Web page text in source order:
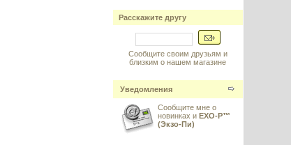
Расскажите другу
Сообщите своим друзьям и
близким о нашем магазине
Уведомления
Сообщите мне о
новинках и EXO-P™
(Экзо-Пи)